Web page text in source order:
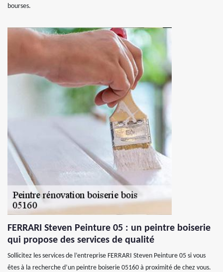
bourses.
FERRARI Steven Peinture 05 : un peintre boiserie
qui propose des services de qualité
Sollicitez les services de l’entreprise FERRARI Steven Peinture 05 si vous
êtes à la recherche d’un peintre boiserie 05160 à proximité de chez vous.